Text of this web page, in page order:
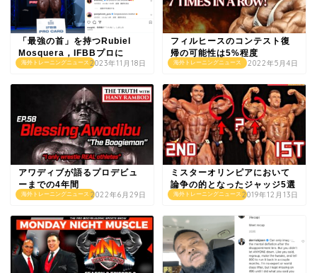
海外トレーニングニュース
「最強の首」を持つRubiel
Mosquera，IFBBプロに
2023年11月18日 海外トレーニングニュース
フィルヒースのコンテスト復
帰の可能性は5%程度
2022年5月4日
海外トレーニングニュース
アワディブが語るプロデビュ
ーまでの4年間
2022年6月29日 海外トレーニングニュース
ミスターオリンピアにおいて
論争の的となったジャッジ5選
2019年12月13日